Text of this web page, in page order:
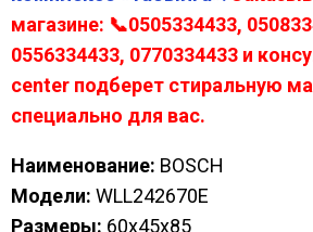
магазине: 📞0505334433,
0556334433, 0770334433 и
center подберет стиральную
специально для вас.
Наименование: BOSCH
Модели: WLL242670E
Размеры: 60х45х85